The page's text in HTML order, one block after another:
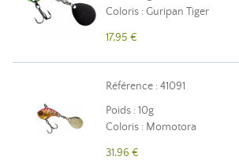
Coloris : Guripan Tiger
17,95 €
Référence : 41091
Poids : 10g
Coloris : Momotora
31,96 €